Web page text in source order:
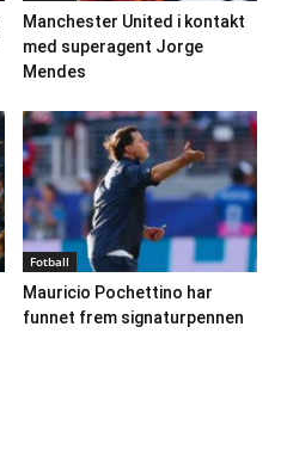
Manchester United i kontakt
med superagent Jorge
Mendes
Fotball
Mauricio Pochettino har
funnet frem signaturpennen